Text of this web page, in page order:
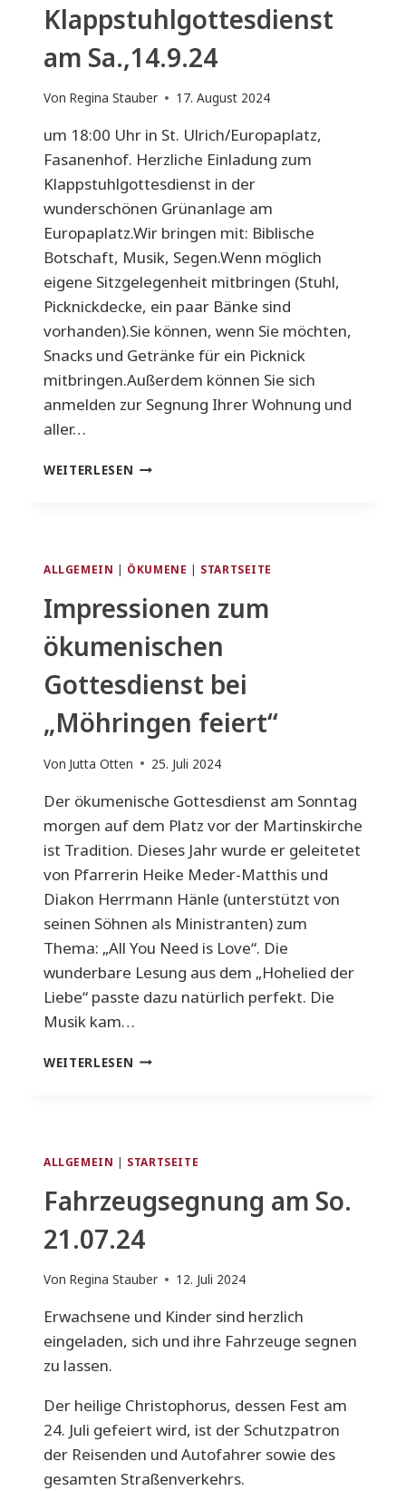
Klappstuhlgottesdienst
am Sa.,14.9.24
Von Regina Stauber 17. August 2024
um 18:00 Uhr in St. Ulrich/Europaplatz,
Fasanenhof. Herzliche Einladung zum
Klappstuhlgottesdienst in der
wunderschönen Grünanlage am
Europaplatz.Wir bringen mit: Biblische
Botschaft, Musik, Segen.Wenn möglich
eigene Sitzgelegenheit mitbringen (Stuhl,
Picknickdecke, ein paar Bänke sind
vorhanden).Sie können, wenn Sie möchten,
Snacks und Getränke für ein Picknick
mitbringen.Außerdem können Sie sich
anmelden zur Segnung Ihrer Wohnung und
aller…
WEITERLESEN KLAPPSTUHLGOTTESDIENST
ALLGEMEIN | ÖKUMENE | STARTSEITE
Impressionen zum
ökumenischen
Gottesdienst bei
„Möhringen feiert“
Von Jutta Otten 25. Juli 2024
Der ökumenische Gottesdienst am Sonntag
morgen auf dem Platz vor der Martinskirche
ist Tradition. Dieses Jahr wurde er geleitetet
von Pfarrerin Heike Meder-Matthis und
Diakon Herrmann Hänle (unterstützt von
seinen Söhnen als Ministranten) zum
Thema: „All You Need is Love“. Die
wunderbare Lesung aus dem „Hohelied der
Liebe“ passte dazu natürlich perfekt. Die
Musik kam…
WEITERLESEN IMPRESSIONEN
FEIERT“
ALLGEMEIN | STARTSEITE
Fahrzeugsegnung am So.
21.07.24
Von Regina Stauber 12. Juli 2024
Erwachsene und Kinder sind herzlich
eingeladen, sich und ihre Fahrzeuge segnen
zu lassen.
Der heilige Christophorus, dessen Fest am
24. Juli gefeiert wird, ist der Schutzpatron
der Reisenden und Autofahrer sowie des
gesamten Straßenverkehrs.